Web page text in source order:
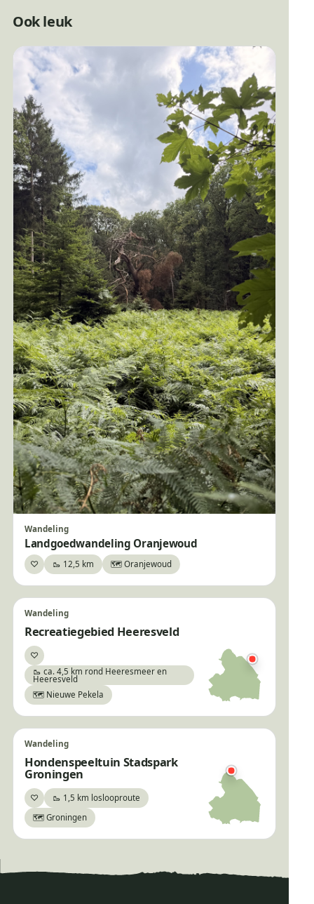
Ook leuk
Wandeling
Landgoedwandeling Oranjewoud
♡Bewaar🥾 12,5 km 🗺️ Oranjewoud
Wandeling
Recreatiegebied Heeresveld
♡Bewaar
🥾 ca. 4,5 km rond Heeresmeer en
Heeresveld
🗺️ Nieuwe Pekela
Wandeling
Hondenspeeltuin Stadspark
Groningen
♡Bewaar🥾 1,5 km loslooproute
🗺️ Groningen